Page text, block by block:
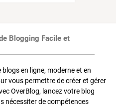
Blogging Facile et
en ligne, moderne et en
vous permettre de créer et gérer
OverBlog, lancez votre blog
nécessiter de compétences